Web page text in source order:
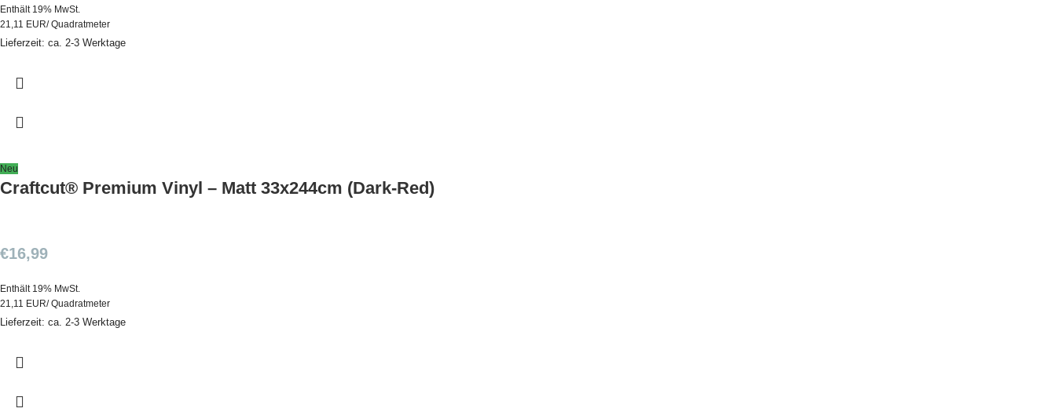
Enthält 19% MwSt.
21,11 EUR/ Quadratmeter
Lieferzeit: ca. 2-3 Werktage
Neu
Craftcut® Premium Vinyl – Matt 33x244cm (Dark-Red)
€16,99
Enthält 19% MwSt.
21,11 EUR/ Quadratmeter
Lieferzeit: ca. 2-3 Werktage